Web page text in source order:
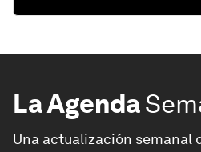
La Agenda
Una actualización semanal